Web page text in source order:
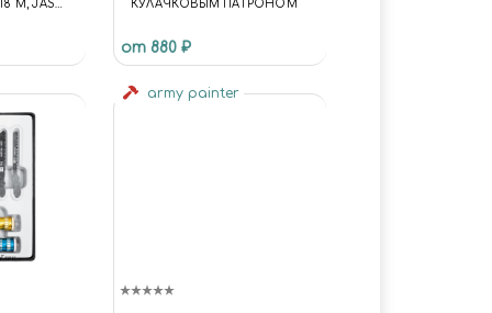
М, JAS
КУЛАЧКОВЫМ ПАТРОНОМ
от 880 ₽
army painter